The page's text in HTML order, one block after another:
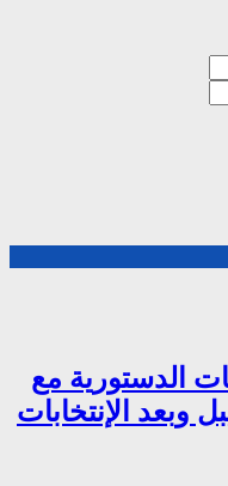
الدستورية مع
وبعد الإنتخابات